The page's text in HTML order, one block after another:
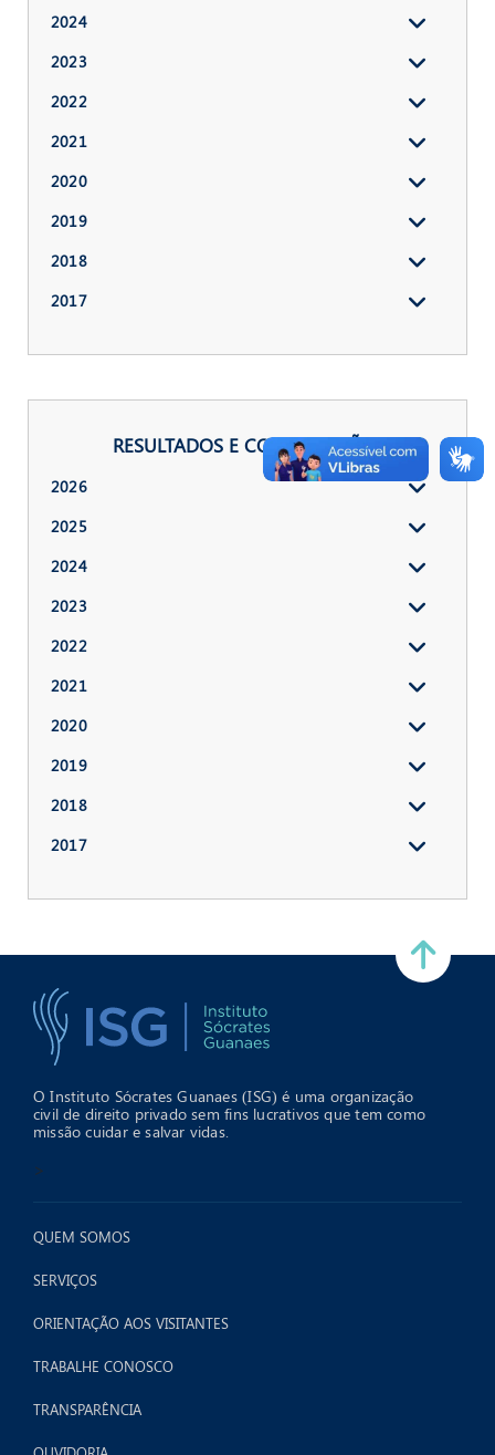
2024
2023
2022
2021
2020
2019
2018
2017
RESULTADOS E CONVOCAÇÕES
2026
2025
2024
2023
2022
2021
2020
2019
2018
2017
O Instituto Sócrates Guanaes (ISG) é uma organização
civil de direito privado sem fins lucrativos que tem como
missão cuidar e salvar vidas.
>
QUEM SOMOS
SERVIÇOS
ORIENTAÇÃO AOS VISITANTES
TRABALHE CONOSCO
TRANSPARÊNCIA